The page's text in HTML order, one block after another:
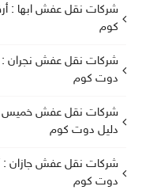
كوم
دوت كوم
دليل دوت كوم
دوت كوم